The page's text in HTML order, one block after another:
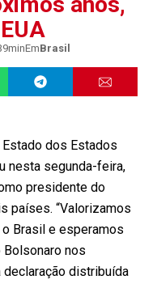
EmBrasil
dos Estados
nesta segunda-feira,
presidente do
países. “Valorizamos
Brasil e esperamos
nos
declaração distribuída